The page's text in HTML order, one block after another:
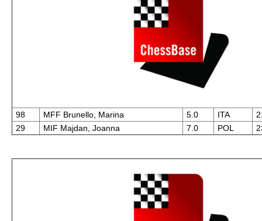
98 MFF Brunello, Marina 5.0 ITA
29
MIF Majdan, Joanna 7.0 POL